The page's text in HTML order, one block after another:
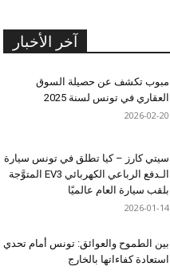
آخر الأخبار
مبوب تكشف عن حصيلة السوق
العقاري في تونس لسنة 2025
2026-02-20
سيتي كارز – كيا تطلق في تونس سيارة
الـدفع الرباعي الكهربائي EV3 المتوَّجة
بلقب سيارة العام عالميًا
2026-01-14
بين الطموح والعوائق: تونس أمام تحدي
استعادة كفاءاتها بالخارج